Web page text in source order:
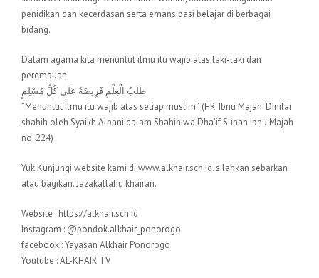
penidikan dan kecerdasan serta emansipasi belajar di berbagai
bidang.
Dalam agama kita menuntut ilmu itu wajib atas laki-laki dan
perempuan.
طَلَبُ الْعِلْمِ فَرِيضَةٌ عَلَى كُلِّ مُسْلِمٍ
”Menuntut ilmu itu wajib atas setiap muslim”. (HR. Ibnu Majah. Dinilai
shahih oleh Syaikh Albani dalam Shahih wa Dha’if Sunan Ibnu Majah
no. 224)
Yuk Kunjungi website kami di www.alkhair.sch.id. silahkan sebarkan
atau bagikan. Jazakallahu khairan.
Website : https://alkhair.sch.id
Instagram : @pondok.alkhair_ponorogo
facebook : Yayasan Alkhair Ponorogo
Youtube : AL-KHAIR TV